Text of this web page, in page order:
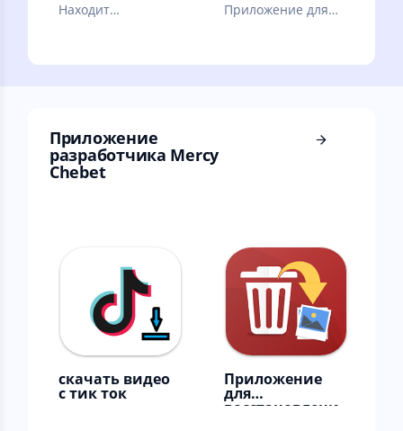
Находит
Приложение для
Приложение
разработчика Mercy
Chebet
скачать видео
с тик ток
Приложение
для
восстановлени